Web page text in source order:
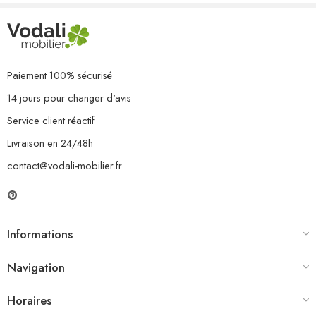
Paiement 100% sécurisé
14 jours pour changer d'avis
Service client réactif
Livraison en 24/48h
contact@vodali-mobilier.fr
Informations
Navigation
Horaires